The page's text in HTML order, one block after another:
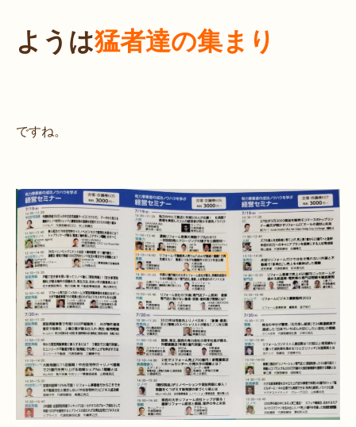
ようは猛者達の集まり
ですね。